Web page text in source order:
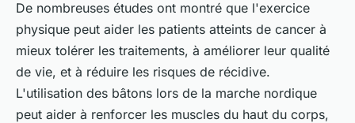
De nombreuses études ont montré que l'exercice
physique peut aider les patients atteints de cancer à
mieux tolérer les traitements, à améliorer leur qualité
de vie, et à réduire les risques de récidive.
L'utilisation des bâtons lors de la marche nordique
peut aider à renforcer les muscles du haut du corps,